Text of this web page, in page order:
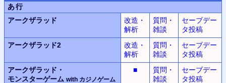
あ行
アークザラッド
改造・
解析
質問・
雑談
セーブデー
タ投稿
アークザラッド2
改造・
解析
質問・
雑談
セーブデー
タ投稿
アークザラッド・
モンスターゲーム with カジノゲーム
■
質問・
雑談
セーブデー
タ投稿